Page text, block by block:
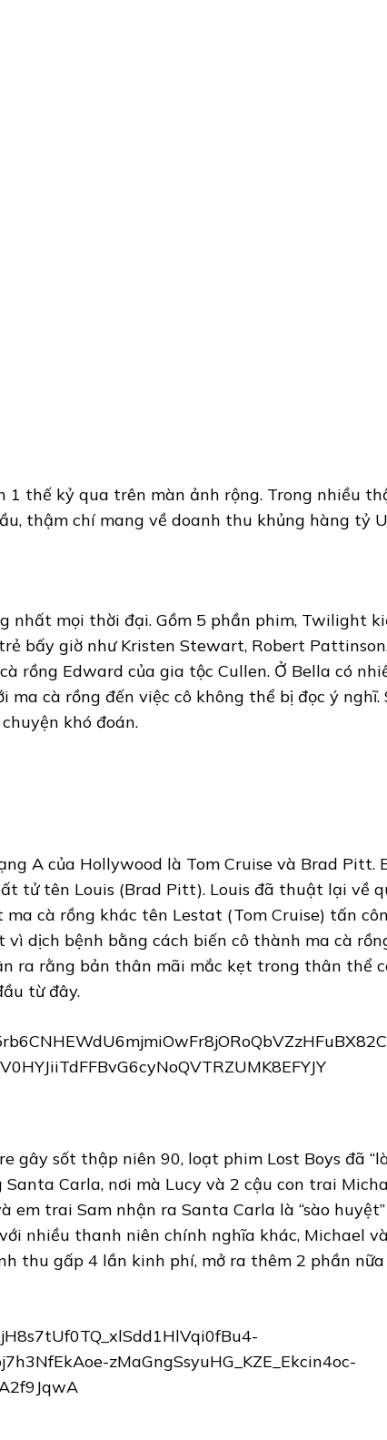
thế kỷ qua trên màn ảnh rộng. Trong nhiều
thậm chí mang về doanh thu khủng hàng tỷ
mọi thời đại. Gồm 5 phần phim, Twilight
bấy giờ như Kristen Stewart, Robert
rồng Edward của gia tộc Cullen. Ở Bella có
cà rồng đến việc cô không thể bị đọc ý nghĩ.
khó đoán.
A của Hollywood là Tom Cruise và Brad Pitt.
tử tên Louis (Brad Pitt). Louis đã thuật lại về
cà rồng khác tên Lestat (Tom Cruise) tấn
dịch bệnh bằng cách biến cô thành ma cà
ra rằng bản thân mãi mắc kẹt trong thân thể
từ đây.
sốt thập niên 90, loạt phim Lost Boys đã
Carla, nơi mà Lucy và 2 cậu con trai
em trai Sam nhận ra Santa Carla là “sào
nhiều thanh niên chính nghĩa khác, Michael
thu gấp 4 lần kinh phí, mở ra thêm 2 phần